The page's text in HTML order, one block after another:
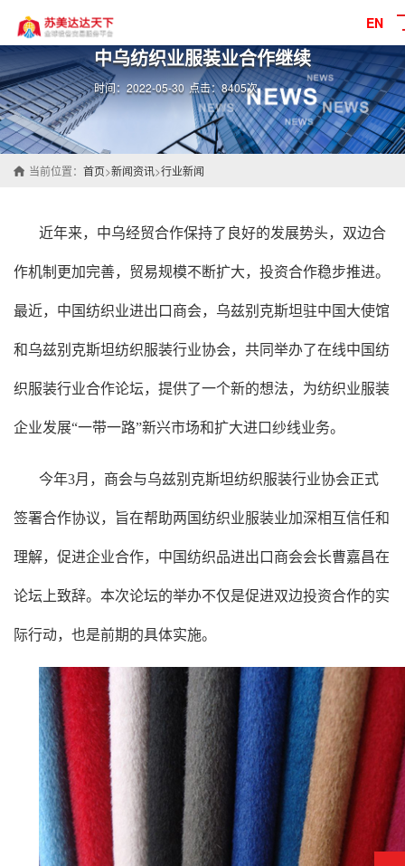
EN
中乌纺织业服装业合作继续
时间：2022-05-30 点击：8405次
当前位置： 首页>新闻资讯>行业新闻
近年来，中乌经贸合作保持了良好的发展势头，双边合
作机制更加完善，贸易规模不断扩大，投资合作稳步推进。
最近，中国纺织业进出口商会，乌兹别克斯坦驻中国大使馆
和乌兹别克斯坦纺织服装行业协会，共同举办了在线中国纺
织服装行业合作论坛，提供了一个新的想法，为纺织业服装
企业发展“一带一路”新兴市场和扩大进口纱线业务。
今年3月，商会与乌兹别克斯坦纺织服装行业协会正式
签署合作协议，旨在帮助两国纺织业服装业加深相互信任和
理解，促进企业合作，中国纺织品进出口商会会长曹嘉昌在
论坛上致辞。本次论坛的举办不仅是促进双边投资合作的实
际行动，也是前期的具体实施。